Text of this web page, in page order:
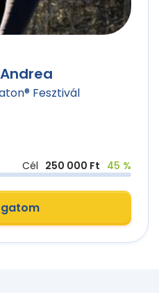
Fesztivál
Cél 250 000 Ft 45 %